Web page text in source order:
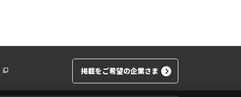
掲載をご希望の企業さま